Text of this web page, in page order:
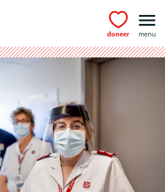
Ga naar hoofdinhoud
doneer menu